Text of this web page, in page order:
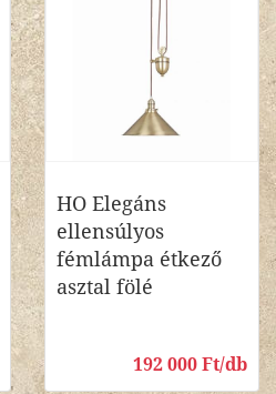
HO Elegáns
ellensúlyos
fémlámpa étkező
asztal fölé
192 000 Ft/db